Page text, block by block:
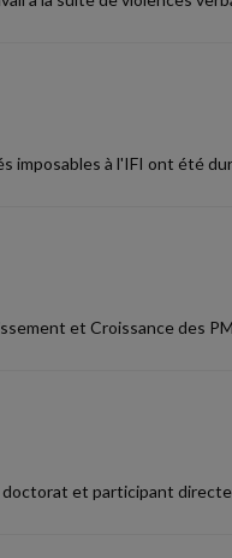
imposables à l'IFI ont été
et Croissance des
et participant